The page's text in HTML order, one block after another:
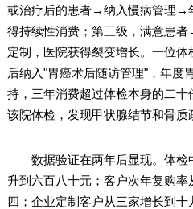
或治疗后的患者→纳入慢病管理→
得持续性消费；第三级，满意患
定制，医院获得裂变增长。一位
后纳入"胃癌术后随访管理"，年度
持，三年消费超过体检本身的二
该院体检，发现甲状腺结节和骨质
数据验证在两年后显现。体检
升到六百八十元；客户次年复购
四；企业定制客户从三家增长到